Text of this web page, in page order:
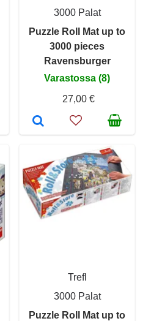
3000 Palat
Puzzle Roll Mat up to
3000 pieces
Ravensburger
Varastossa (8)
27,00 €
Trefl
3000 Palat
Puzzle Roll Mat up to